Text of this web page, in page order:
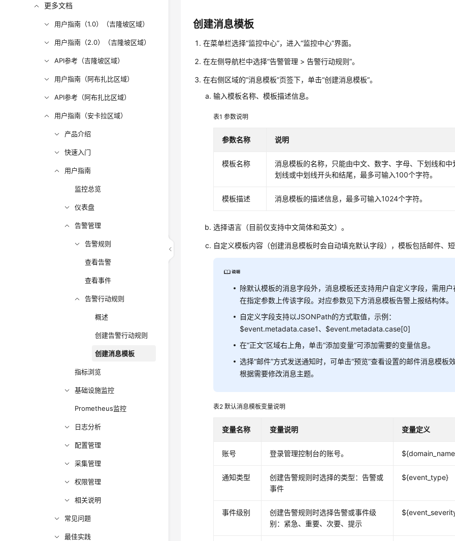
更多文档
用户指南（1.0）（吉隆坡区域）
用户指南（2.0）（吉隆坡区域）
API参考（吉隆坡区域）
用户指南（阿布扎比区域）
API参考（阿布扎比区域）
用户指南（安卡拉区域）
产品介绍
快速入门
用户指南
监控总览
仪表盘
告警管理
告警规则
查看告警
查看事件
告警行动规则
概述
创建告警行动规则
创建消息模板
指标浏览
基础设施监控
Prometheus监控
日志分析
配置管理
采集管理
权限管理
相关说明
常见问题
最佳实践
创建消息模板
在菜单栏选择“监控中心”，进入“监控中心”界面。
在左侧导航栏中选择“告警管理 > 告警行动规则”。
在右侧区域的“消息模板”页签下，单击“创建消息模板”。
输入模板名称、模板描述信息。
表1参数说明
参数名称 说明
模板名称
消息模板的名称，只能由中文、数字、字母、下划线和
划线或中划线开头和结尾，最多可输入100个字符。
模板描述 消息模板的描述信息，最多可输入1024个字符。
选择语言（目前仅支持中文简体和英文）。
自定义模板内容（创建消息模板时会自动填充默认字段），模板包括邮件、
除默认模板的消息字段外，消息模板还支持用户自定义字段，需用
在指定参数上传该字段。对应参数见下方消息模板告警上报结构体。
自定义字段支持以JSONPath的方式取值，示例：
$event.metadata.case1、$event.metadata.case[0]
在“正文”区域右上角，单击“添加变量”可添加需要的变量信息。
选择“邮件”方式发送通知时，可单击“预览”查看设置的邮件消息模板
根据需要修改消息主题。
表2默认消息模板变量说明
变量名称 变量说明 变量定义
账号 登录管理控制台的账号。
通知类型
创建告警规则时选择的类型：告警或
事件
${event_type}
事件级别
创建告警规则时选择告警或事件级
别：紧急、重要、次要、提示